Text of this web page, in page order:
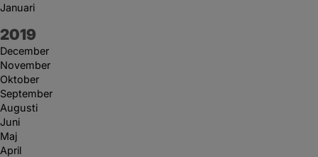
Januari
År:
2019
December
November
Oktober
September
Augusti
Juni
Maj
April